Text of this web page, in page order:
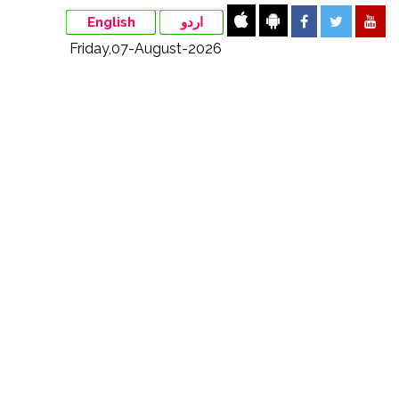
English اردو
Friday,07-August-2026